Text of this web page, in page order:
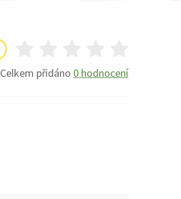
Celkem přidáno 0 hodnocení